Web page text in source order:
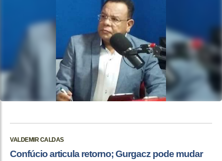
VALDEMIR CALDAS
Confúcio articula retorno; Gurgacz pode mudar